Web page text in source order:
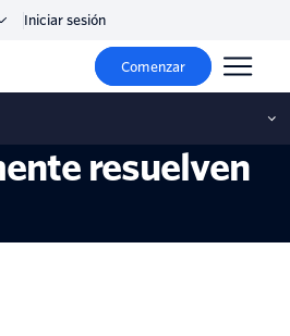
Iniciar sesión
Comenzar
en la era de
virtuales
resuelven